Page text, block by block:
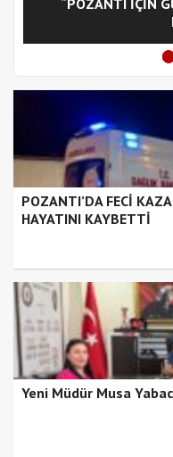
POZANTI’DA FECİ
HAYATINI KAYBETTİ
Yeni Müdür Musa